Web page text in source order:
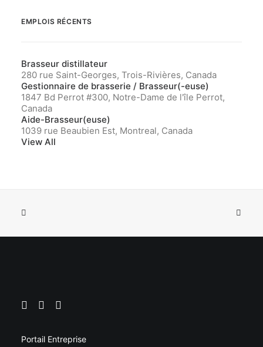
EMPLOIS RÉCENTS
Brasseur distillateur
280 rue Saint-Georges, Trois-Rivières, Canada
Gestionnaire de brasserie / Brasseur(-euse)
1847 Bd Perrot #300, Notre-Dame de l'île Perrot,
Canada
Aide-Brasseur(euse)
1039 rue Beaubien Est, Montreal, Canada
View All
Portail Entreprise